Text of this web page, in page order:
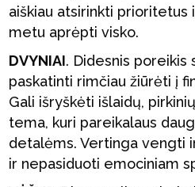
aiškiau atsirinkti prioritetus
metu aprėpti visko.
DVYNIAI. Didesnis poreikis
paskatinti rimčiau žiūrėti į
Gali išryškėti išlaidų,
tema, kuri pareikalaus
detalėms. Vertinga vengti
ir nepasiduoti emociniam